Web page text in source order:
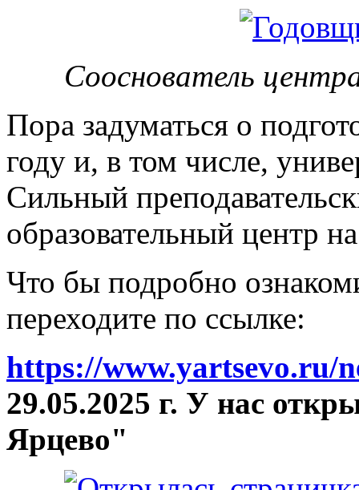
Сооснователь
Пора задуматься о
году и, в том числе,
Сильный
образовательный центр
Что бы подробно
переходите по ссылке:
https://www.yartsevo.ru/
29.05.2025 г. У нас
Ярцево"